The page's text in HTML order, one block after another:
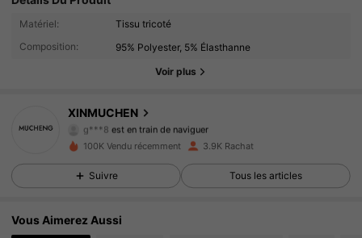
Matériel:
Tissu tricoté
Composition:
95% Polyester, 5% Élasthanne
Voir plus
XINMUCHEN
1.7K Suiveurs
g***8est en train de naviguer
4.78
1.7K Suiveurs
4.78 1.7K Suiveurs
1.7K Suiveurs
100K Vendu récemment 3.9K Rachat
Suivre Tous les articles
Vous Aimerez Aussi